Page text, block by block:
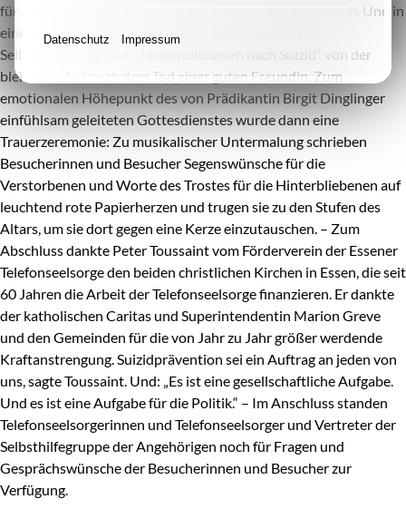
für ihre vorgetragenen Gedanken am Grab einer Freundin. Und in
einem Interview berichtete Dieter Schachta von der
Selbsthilfegruppe der „Hinterbliebenen nach Suizid“ von der
bleiernen Zeit nach dem Tod einer guten Freundin. Zum
emotionalen Höhepunkt des von Prädikantin Birgit Dinglinger
einfühlsam geleiteten Gottesdienstes wurde dann eine
Trauerzeremonie: Zu musikalischer Untermalung schrieben
Besucherinnen und Besucher Segenswünsche für die
Verstorbenen und Worte des Trostes für die Hinterbliebenen auf
leuchtend rote Papierherzen und trugen sie zu den Stufen des
Altars, um sie dort gegen eine Kerze einzutauschen. – Zum
Abschluss dankte Peter Toussaint vom Förderverein der Essener
Telefonseelsorge den beiden christlichen Kirchen in Essen, die seit
60 Jahren die Arbeit der Telefonseelsorge finanzieren. Er dankte
der katholischen Caritas und Superintendentin Marion Greve
und den Gemeinden für die von Jahr zu Jahr größer werdende
Kraftanstrengung. Suizidprävention sei ein Auftrag an jeden von
uns, sagte Toussaint. Und: „Es ist eine gesellschaftliche Aufgabe.
Und es ist eine Aufgabe für die Politik.“ – Im Anschluss standen
Telefonseelsorgerinnen und Telefonseelsorger und Vertreter der
Selbsthilfegruppe der Angehörigen noch für Fragen und
Gesprächswünsche der Besucherinnen und Besucher zur
Verfügung.
Datenschutz Impressum